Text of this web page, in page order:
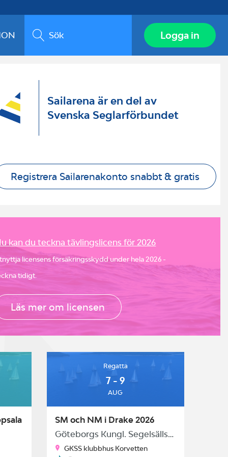
Sök Logga in
Sailarena är en del av
Svenska Seglarförbundet
Registrera Sailarenakonto snabbt & gratis
kan du teckna tävlingslicens för 2026
licensens försäkringsskydd under hela 2026 -
tidigt.
Läs mer om licensen
Regatta
7 - 9
AUG
SM och NM i Drake 2026
Göteborgs Kungl. Segelsällskap
GKSS klubbhus Korvetten